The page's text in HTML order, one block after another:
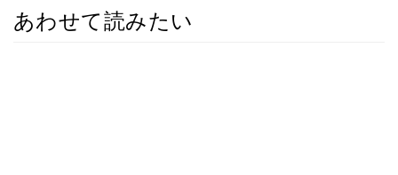
あわせて読みたい